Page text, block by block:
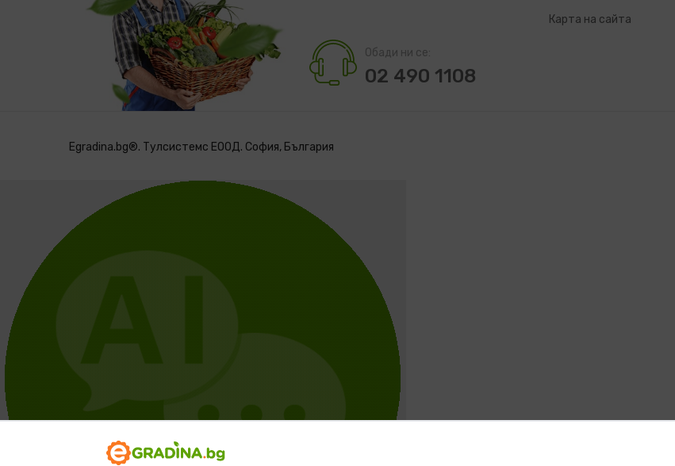
Обади ни се:
02 490 1108
Карта на сайта
Egradina.bg®. Тулсистемс ЕООД. София, България